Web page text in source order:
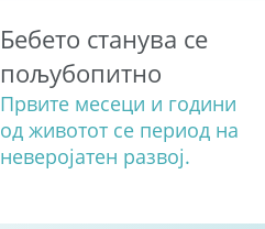
Бебето станува сe
пољубопитно
Првите месеци и години
од животот се период на
неверојатен развој.